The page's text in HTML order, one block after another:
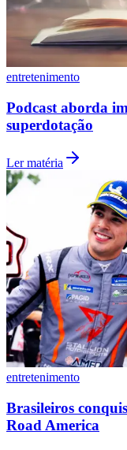
Goiás
entretenimento
Podcast aborda
Ler matéria
entretenimento
Brasileiros
Ler matéria